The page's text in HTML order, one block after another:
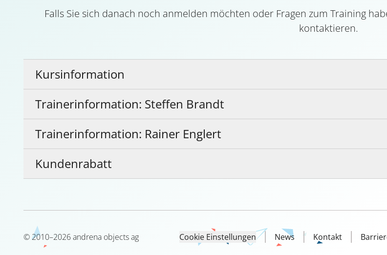
Falls Sie sich danach noch anmelden möchten oder Fragen zum Training
kontaktieren.
Kursinformation
Trainerinformation: Steffen Brandt
Trainerinformation: Rainer Englert
Kundenrabatt
©2010–2026andrena objects ag Cookie Einstellungen News Kontakt